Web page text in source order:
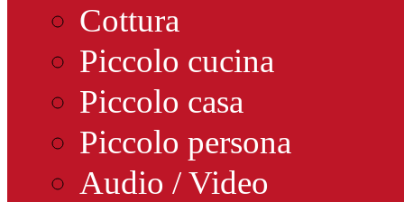
Cottura
Piccolo cucina
Piccolo casa
Piccolo persona
Audio / Video